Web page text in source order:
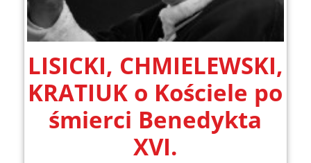
LISICKI, CHMIELEWSKI,
KRATIUK o Kościele po
śmierci Benedykta
XVI.